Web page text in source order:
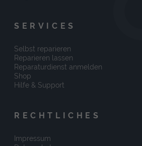
SERVICES
Selbst reparieren
Reparieren lassen
Reparaturdienst anmelden
Shop
Hilfe & Support
RECHTLICHES
Impressum